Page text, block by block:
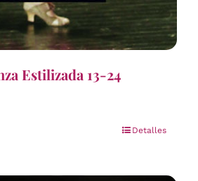
Estilizada 13-24
Detalles